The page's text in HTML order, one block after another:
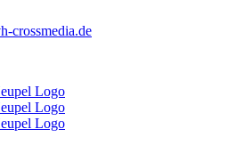
crossmedia.de